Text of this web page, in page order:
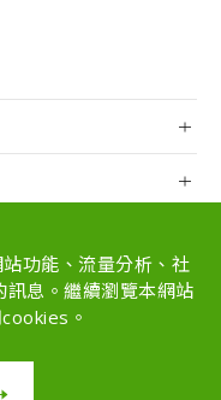
功能、流量分析、社
息。繼續瀏覽本網站
。
Co., Ltd. All rights